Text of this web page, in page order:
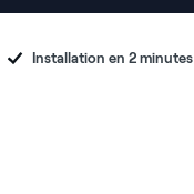
Installation en 2 minutes